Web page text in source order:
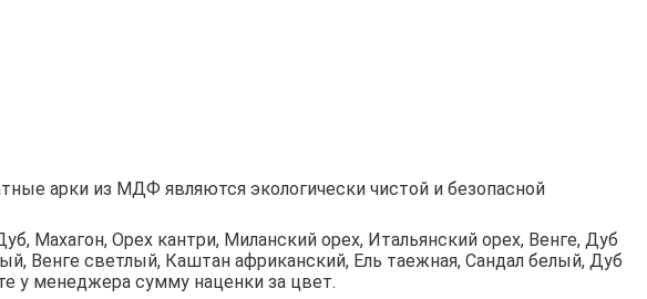
арки из МДФ являются экологически чистой и безопасной
Махагон, Орех кантри, Миланский орех, Итальянский орех, Венге, Дуб
Венге светлый, Каштан африканский, Ель таежная, Сандал белый, Дуб
у менеджера сумму наценки за цвет.